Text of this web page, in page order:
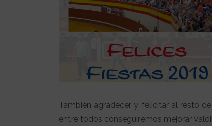
También agradecer y felicitar al resto
entre todos conseguiremos mejorar